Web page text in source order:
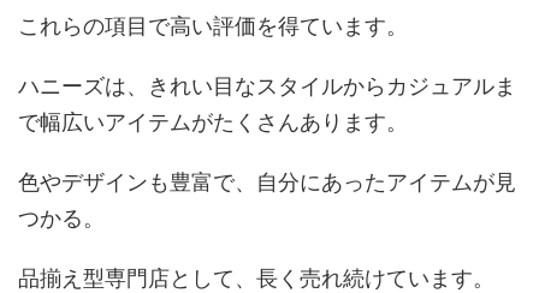
これらの項目で高い評価を得ています。
ハニーズは、きれい目なスタイルからカジュアルま
で幅広いアイテムがたくさんあります。
色やデザインも豊富で、自分にあったアイテムが見
つかる。
品揃え型専門店として、長く売れ続けています。